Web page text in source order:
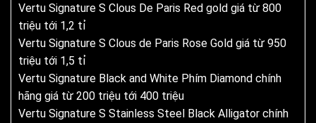
Vertu Signature S Clous De Paris Red gold giá từ 800
triệu tới 1,2 tỉ
Vertu Signature S Clous de Paris Rose Gold giá từ 950
triệu tới 1,5 tỉ
Vertu Signature Black and White Phím Diamond chính
hãng giá từ 200 triệu tới 400 triệu
Vertu Signature S Stainless Steel Black Alligator chính